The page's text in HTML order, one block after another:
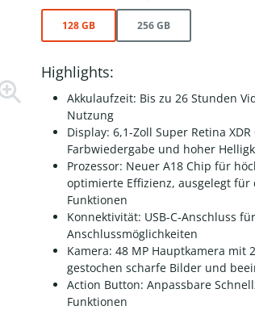
128 GB 256 GB
Highlights:
Akkulaufzeit: Bis zu 26 Stunden
Nutzung
Display: 6,1-Zoll Super Retina
Farbwiedergabe und hoher
Prozessor: Neuer A18 Chip für
optimierte Effizienz, ausgelegt
Funktionen
Konnektivität: USB-C-Anschluss
Anschlussmöglichkeiten
Kamera: 48 MP Hauptkamera mit
gestochen scharfe Bilder und
Action Button: Anpassbare
Funktionen